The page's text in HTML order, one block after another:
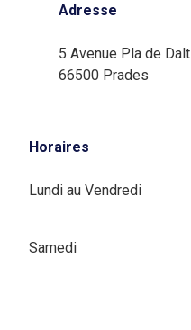
Adresse
5 Avenue Pla de Dalt
66500 Prades
Horaires
Lundi au Vendredi
Samedi